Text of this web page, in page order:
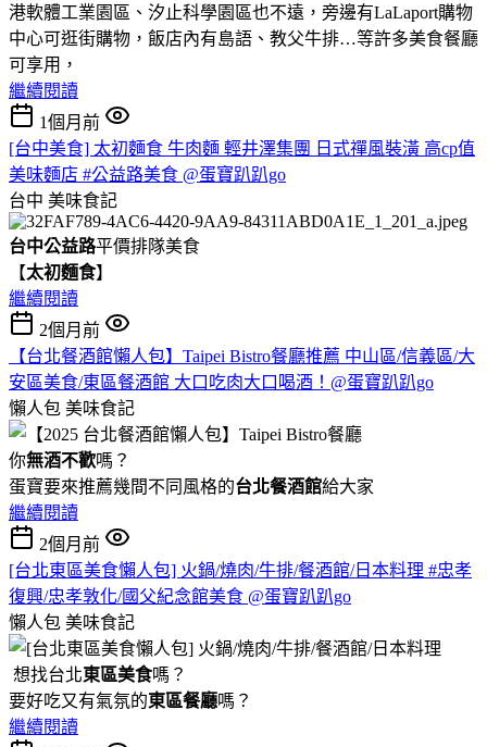
港軟體工業園區、汐止科學園區也不遠，旁邊有LaLaport購物
中心可逛街購物，飯店內有島語、教父牛排…等許多美食餐廳
可享用，
繼續閱讀
1個月前
[台中美食] 太初麵食 牛肉麵 輕井澤集團 日式禪風裝潢 高cp值
美味麵店 #公益路美食 @蛋寶趴趴go
台中 美味食記
台中公益路平價排隊美食
【太初麵食】
繼續閱讀
2個月前
【台北餐酒館懶人包】Taipei Bistro餐廳推薦 中山區/信義區/大
安區美食/東區餐酒館 大口吃肉大口喝酒！@蛋寶趴趴go
懶人包 美味食記
你無酒不歡嗎？
蛋寶要來推薦幾間不同風格的台北餐酒館給大家
繼續閱讀
2個月前
[台北東區美食懶人包] 火鍋/燒肉/牛排/餐酒館/日本料理 #忠孝
復興/忠孝敦化/國父紀念館美食 @蛋寶趴趴go
懶人包 美味食記
想找台北東區美食嗎？
要好吃又有氣氛的東區餐廳嗎？
繼續閱讀